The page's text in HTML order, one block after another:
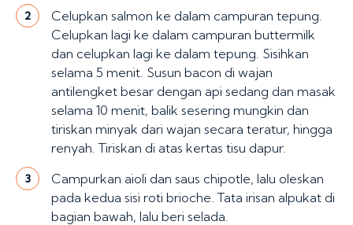
2
Celupkan salmon ke dalam campuran tepung.
Celupkan lagi ke dalam campuran buttermilk
dan celupkan lagi ke dalam tepung. Sisihkan
selama 5 menit. Susun bacon di wajan
antilengket besar dengan api sedang dan masak
selama 10 menit, balik sesering mungkin dan
tiriskan minyak dari wajan secara teratur, hingga
renyah. Tiriskan di atas kertas tisu dapur.
3
Campurkan aioli dan saus chipotle, lalu oleskan
pada kedua sisi roti brioche. Tata irisan alpukat di
bagian bawah, lalu beri selada.